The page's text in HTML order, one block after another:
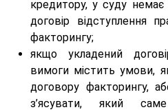
кредитору, у суду
договір відступлення
факторингу;
якщо укладений
вимоги містить умови,
договору факторингу,
з’ясувати, який